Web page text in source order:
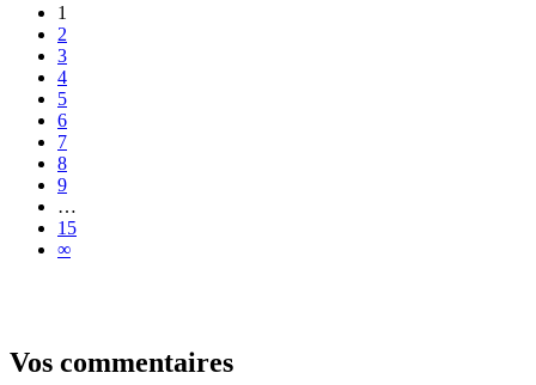
1
2
3
4
5
6
7
8
9
…
15
∞
Vos commentaires